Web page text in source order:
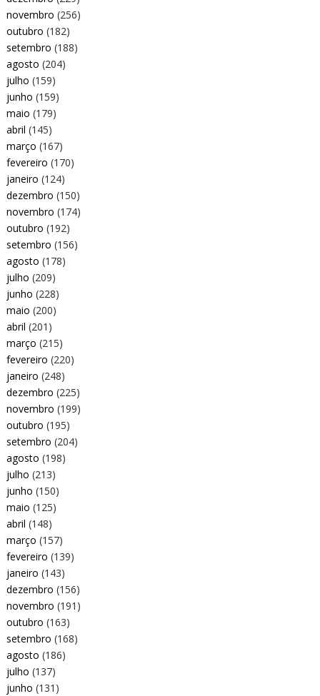
novembro (256)
outubro (182)
setembro (188)
agosto (204)
julho (159)
junho (159)
maio (179)
abril (145)
março (167)
fevereiro (170)
janeiro (124)
dezembro (150)
novembro (174)
outubro (192)
setembro (156)
agosto (178)
julho (209)
junho (228)
maio (200)
abril (201)
março (215)
fevereiro (220)
janeiro (248)
dezembro (225)
novembro (199)
outubro (195)
setembro (204)
agosto (198)
julho (213)
junho (150)
maio (125)
abril (148)
março (157)
fevereiro (139)
janeiro (143)
dezembro (156)
novembro (191)
outubro (163)
setembro (168)
agosto (186)
julho (137)
junho (131)